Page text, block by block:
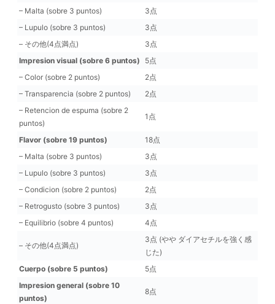
– Malta (sobre 3 puntos)
3点
– Lupulo (sobre 3 puntos)
3点
– その他(4点満点)
3点
Impresion visual (sobre 6 puntos)
5点
– Color (sobre 2 puntos)
2点
– Transparencia (sobre 2 puntos)
2点
– Retencion de espuma (sobre 2
puntos)
1点
Flavor (sobre 19 puntos)
18点
– Malta (sobre 3 puntos)
3点
– Lupulo (sobre 3 puntos)
3点
– Condicion (sobre 2 puntos)
2点
– Retrogusto (sobre 3 puntos)
3点
– Equilibrio (sobre 4 puntos)
4点
– その他(4点満点)
3点 (やや ダイアセチルを強く感
じた)
Cuerpo (sobre 5 puntos)
5点
Impresion general (sobre 10
puntos)
8点